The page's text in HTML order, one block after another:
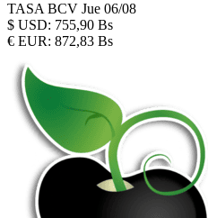
TASA BCV Jue 06/08
$ USD: 755,90 Bs
€ EUR: 872,83 Bs